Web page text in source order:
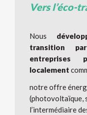
Vers l’éco-
Nous
transition
entreprises
localement
notre offre
(photovoltaïque,
l’intermédiaire